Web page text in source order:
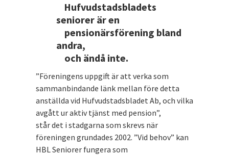
Hufvudstadsbladets
seniorer är en
pensionärsförening bland
andra,
och ändå inte.
”Föreningens uppgift är att verka som
sammanbindande länk mellan före detta
anställda vid Hufvudstadsbladet Ab, och vilka
avgått ur aktiv tjänst med pension”,
står det i stadgarna som skrevs när
föreningen grundades 2002. ”Vid behov” kan
HBL Seniorer fungera som